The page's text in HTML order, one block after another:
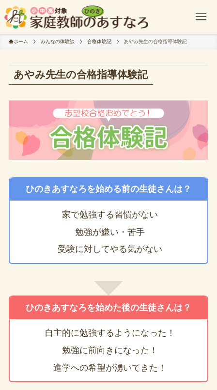
ホーム みんなの体験談 合格体験記 あやみ先生の合格指導体験記
あやみ先生の合格指導体験記
ひのきあすなろを始める前の生徒さんは？
家で勉強する習慣がない
勉強が嫌い・苦手
受験に対してやる気がない
ひのきあすなろを始めた後の生徒さんは？
自主的に勉強するようになった！
勉強に前向きになった！
進学への希望が湧いてきた！